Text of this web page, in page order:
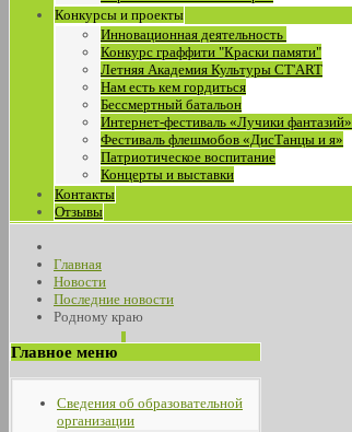
Конкурсы и проекты
Инновационная деятельность
Конкурс граффити "Краски памяти"
Летняя Академия Культуры СТ'ART
Нам есть кем гордиться
Бессмертный батальон
Интернет-фестиваль «Лучики фантазий»
Фестиваль флешмобов «ДисТанцы и я»
Патриотическое воспитание
Концерты и выставки
Контакты
Отзывы
Главная
Новости
Последние новости
Родному краю
Главное меню
Сведения об образовательной
организации